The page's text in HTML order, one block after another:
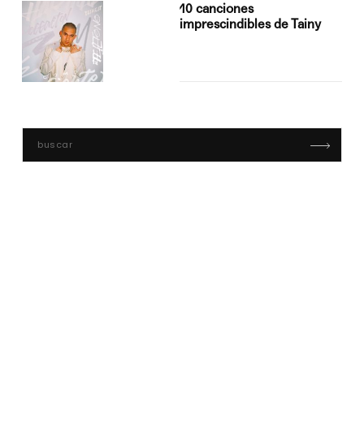
10 canciones
imprescindibles de Tainy